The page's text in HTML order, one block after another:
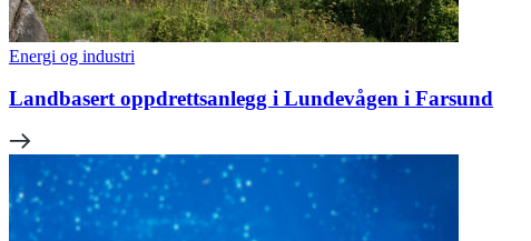
Energi og industri
Landbasert oppdrettsanlegg i Lundevågen i Farsund